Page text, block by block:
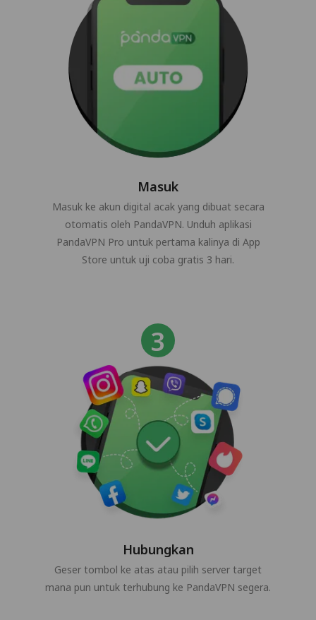
Masuk
Masuk ke akun digital acak yang dibuat secara
otomatis oleh PandaVPN. Unduh aplikasi
PandaVPN Pro untuk pertama kalinya di App
Store untuk uji coba gratis 3 hari.
Hubungkan
Geser tombol ke atas atau pilih server target
mana pun untuk terhubung ke PandaVPN segera.